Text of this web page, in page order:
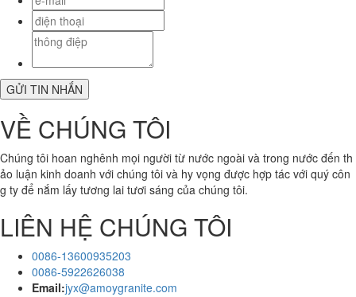
VỀ CHÚNG TÔI
Chúng tôi hoan nghênh mọi người từ nước ngoài và trong nước đến th
ảo luận kinh doanh với chúng tôi và hy vọng được hợp tác với quý côn
g ty để nắm lấy tương lai tươi sáng của chúng tôi.
LIÊN HỆ CHÚNG TÔI
0086-13600935203
0086-5922626038
Email:jyx@amoygranite.com